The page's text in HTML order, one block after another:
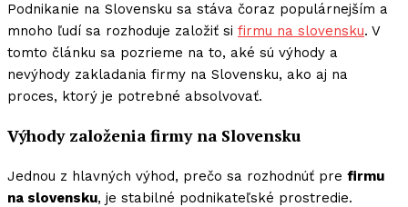
Podnikanie na Slovensku sa stáva čoraz populárnejším a
mnoho ľudí sa rozhoduje založiť si firmu na slovensku. V
tomto článku sa pozrieme na to, aké sú výhody a
nevýhody zakladania firmy na Slovensku, ako aj na
proces, ktorý je potrebné absolvovať.
Výhody založenia firmy na Slovensku
Jednou z hlavných výhod, prečo sa rozhodnúť pre firmu
na slovensku, je stabilné podnikateľské prostredie.